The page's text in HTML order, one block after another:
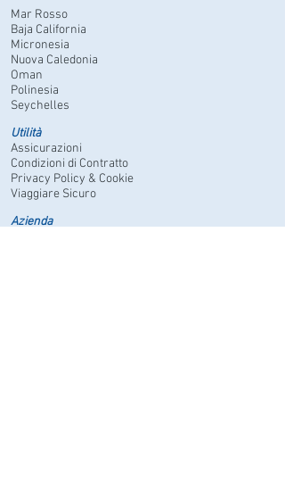
Mar Rosso
Baja California
Micronesia
Nuova Caledonia
Oman
Polinesia
Seychelles
Utilità
Assicurazioni
Condizioni di Contratto
Privacy Policy & Cookie
Viaggiare Sicuro
Azienda